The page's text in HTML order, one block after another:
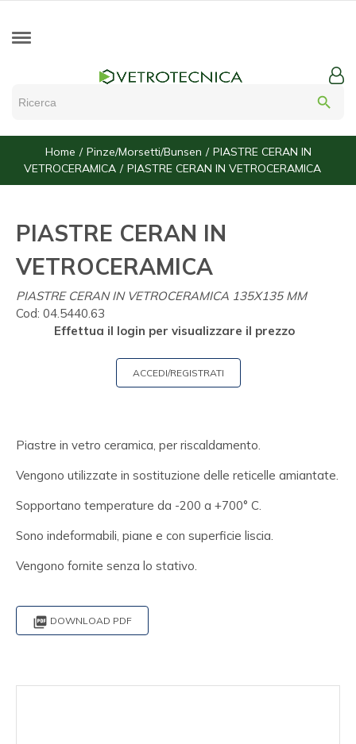
search
Home Pinze/Morsetti/Bunsen
PIASTRE CERAN IN
VETROCERAMICA
PIASTRE CERAN IN VETROCERAMICA
PIASTRE CERAN IN
VETROCERAMICA
PIASTRE CERAN IN VETROCERAMICA 135X135 MM
Cod: 04.5440.63
Effettua il login per visualizzare il prezzo
ACCEDI/REGISTRATI
Piastre in vetro ceramica, per riscaldamento.
Vengono utilizzate in sostituzione delle reticelle amiantate.
Sopportano temperature da -200 a +700° C.
Sono indeformabili, piane e con superficie liscia.
Vengono fornite senza lo stativo.
 DOWNLOAD PDF